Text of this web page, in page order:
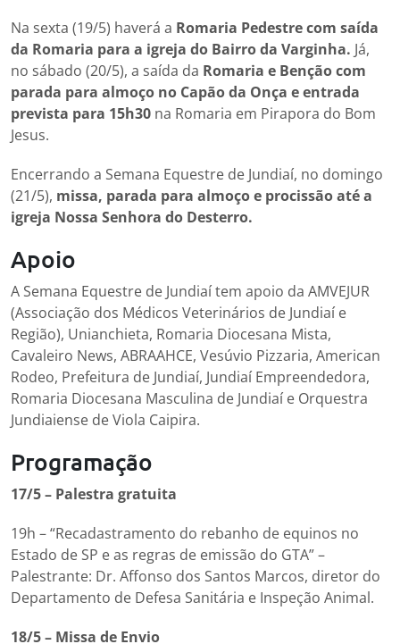
Na sexta (19/5) haverá a Romaria Pedestre com saída
da Romaria para a igreja do Bairro da Varginha. Já,
no sábado (20/5), a saída da Romaria e Benção com
parada para almoço no Capão da Onça e entrada
prevista para 15h30 na Romaria em Pirapora do Bom
Jesus.
Encerrando a Semana Equestre de Jundiaí, no domingo
(21/5), missa, parada para almoço e procissão até a
igreja Nossa Senhora do Desterro.
Apoio
A Semana Equestre de Jundiaí tem apoio da AMVEJUR
(Associação dos Médicos Veterinários de Jundiaí e
Região), Unianchieta, Romaria Diocesana Mista,
Cavaleiro News, ABRAAHCE, Vesúvio Pizzaria, American
Rodeo, Prefeitura de Jundiaí, Jundiaí Empreendedora,
Romaria Diocesana Masculina de Jundiaí e Orquestra
Jundiaiense de Viola Caipira.
Programação
17/5 – Palestra gratuita
19h – “Recadastramento do rebanho de equinos no
Estado de SP e as regras de emissão do GTA” –
Palestrante: Dr. Affonso dos Santos Marcos, diretor do
Departamento de Defesa Sanitária e Inspeção Animal.
18/5 – Missa de Envio